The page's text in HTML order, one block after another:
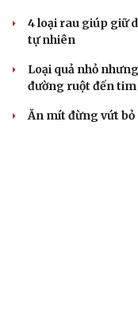
4 loại rau giúp giữ
tự nhiên
Loại quả nhỏ
đường ruột đến tim
Ăn mít đừng vứt bỏ